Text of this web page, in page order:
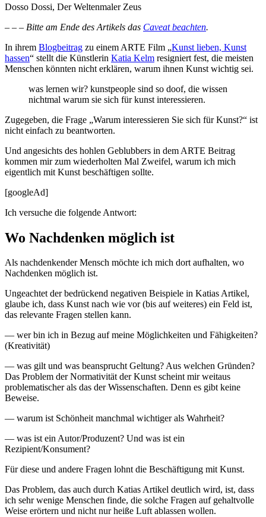
Dosso Dossi, Der Weltenmaler Zeus
– – – Bitte am Ende des Artikels das Caveat beachten.
In ihrem Blogbeitrag zu einem ARTE Film „Kunst lieben, Kunst
hassen“ stellt die Künstlerin Katia Kelm resigniert fest, die meisten
Menschen könnten nicht erklären, warum ihnen Kunst wichtig sei.
was lernen wir? kunstpeople sind so doof, die wissen
nichtmal warum sie sich für kunst interessieren.
Zugegeben, die Frage „Warum interessieren Sie sich für Kunst?“ ist
nicht einfach zu beantworten.
Und angesichts des hohlen Geblubbers in dem ARTE Beitrag
kommen mir zum wiederholten Mal Zweifel, warum ich mich
eigentlich mit Kunst beschäftigen sollte.
[googleAd]
Ich versuche die folgende Antwort:
Wo Nachdenken möglich ist
Als nachdenkender Mensch möchte ich mich dort aufhalten, wo
Nachdenken möglich ist.
Ungeachtet der bedrückend negativen Beispiele in Katias Artikel,
glaube ich, dass Kunst nach wie vor (bis auf weiteres) ein Feld ist,
das relevante Fragen stellen kann.
— wer bin ich in Bezug auf meine Möglichkeiten und Fähigkeiten?
(Kreativität)
— was gilt und was beansprucht Geltung? Aus welchen Gründen?
Das Problem der Normativität der Kunst scheint mir weitaus
problematischer als das der Wissenschaften. Denn es gibt keine
Beweise.
— warum ist Schönheit manchmal wichtiger als Wahrheit?
— was ist ein Autor/Produzent? Und was ist ein
Rezipient/Konsument?
Für diese und andere Fragen lohnt die Beschäftigung mit Kunst.
Das Problem, das auch durch Katias Artikel deutlich wird, ist, dass
ich sehr wenige Menschen finde, die solche Fragen auf gehaltvolle
Weise erörtern und nicht nur heiße Luft ablassen wollen.